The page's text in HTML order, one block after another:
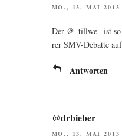
MO., 13. MAI 2013
Der @_tillwe_ ist
rer SMV-Debat­te
Antworten
@drbieber
MO., 13. MAI 2013